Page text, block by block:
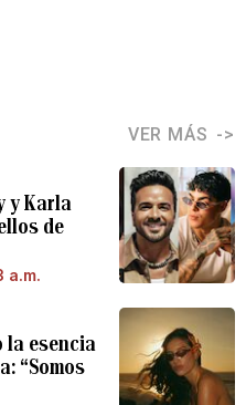
VER MÁS
y Karla
de
a.m.
la esencia
“Somos